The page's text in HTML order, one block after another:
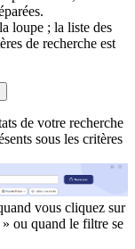
loupe ; la liste des
de recherche est
de votre recherche
sous les critères
vous cliquez sur
ou quand le filtre se